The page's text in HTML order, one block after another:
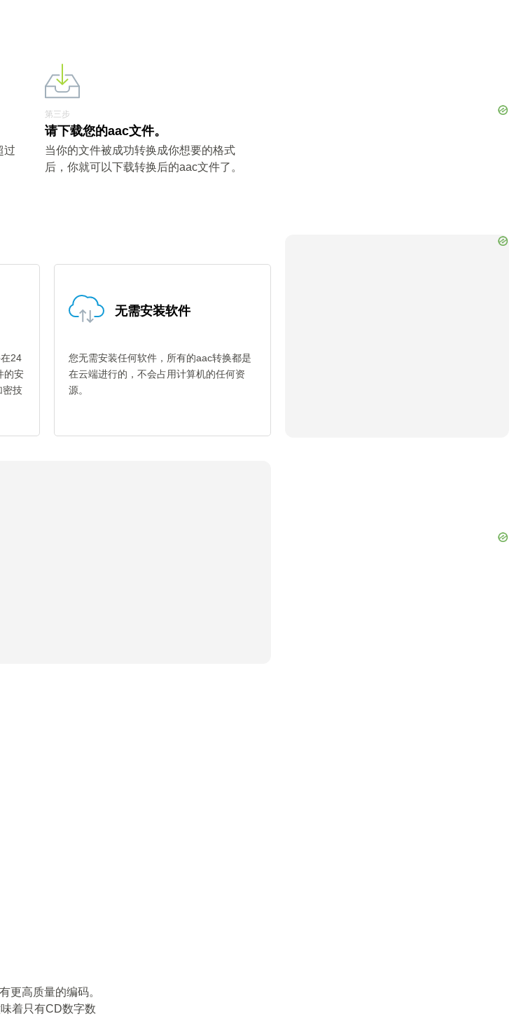
过
第三步
请下载您的aac文件。
当你的文件被成功转换成你想要的格式
后，你就可以下载转换后的aac文件了。
24
的安
密技
无需安装软件
您无需安装任何软件，所有的aac转换都是
在云端进行的，不会占用计算机的任何资
源。
更高质量的编码。
着只有CD数字数